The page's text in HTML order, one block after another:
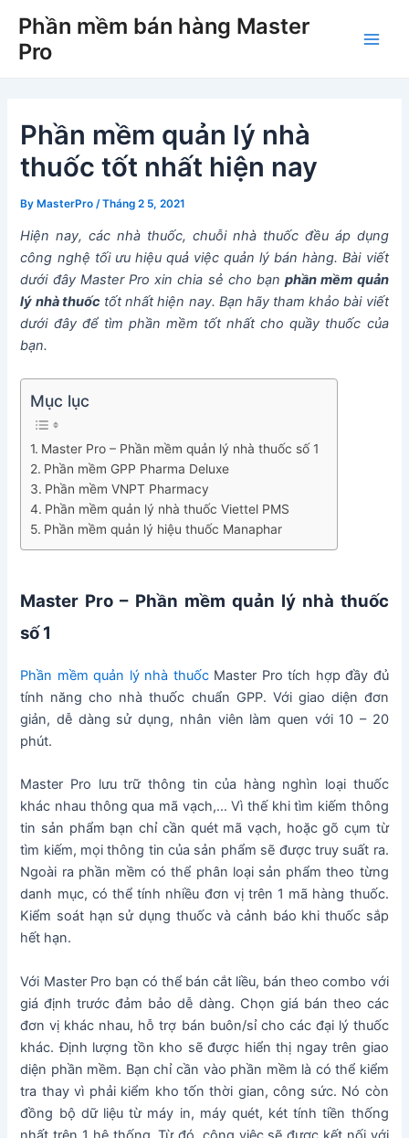
content
Phần mềm bán hàng Master
Pro
Phần mềm quản lý nhà
thuốc tốt nhất hiện nay
By MasterPro/Tháng 2 5, 2021
Hiện nay, các nhà thuốc, chuỗi nhà thuốc đều áp dụng
công nghệ tối ưu hiệu quả việc quản lý bán hàng. Bài viết
dưới đây Master Pro xin chia sẻ cho bạnphần mềm quản
lý nhà thuốctốt nhất hiện nay. Bạn hãy tham khảo bài viết
dưới đây để tìm phần mềm tốt nhất cho quầy thuốc của
bạn.
Mục lục
Master Pro – Phần mềm quản lý nhà thuốc số 1
Phần mềm GPP Pharma Deluxe
Phần mềm VNPT Pharmacy
Phần mềm quản lý nhà thuốc Viettel PMS
Phần mềm quản lý hiệu thuốc Manaphar
Master Pro – Phần mềm quản lý nhà thuốc
số 1
Phần mềm quản lý nhà thuốcMaster Pro tích hợp đầy đủ
tính năng cho nhà thuốc chuẩn GPP. Với giao diện đơn
giản, dễ dàng sử dụng, nhân viên làm quen với 10 – 20
phút.
Master Pro lưu trữ thông tin của hàng nghìn loại thuốc
khác nhau thông qua mã vạch,… Vì thế khi tìm kiếm thông
tin sản phẩm bạn chỉ cần quét mã vạch, hoặc gõ cụm từ
tìm kiếm, mọi thông tin của sản phẩm sẽ được truy suất ra.
Ngoài ra phần mềm có thể phân loại sản phẩm theo từng
danh mục, có thể tính nhiều đơn vị trên 1 mã hàng thuốc.
Kiểm soát hạn sử dụng thuốc và cảnh báo khi thuốc sắp
hết hạn.
Với Master Pro bạn có thể bán cắt liều, bán theo combo với
giá định trước đảm bảo dễ dàng. Chọn giá bán theo các
đơn vị khác nhau, hỗ trợ bán buôn/sỉ cho các đại lý thuốc
khác. Định lượng tồn kho sẽ được hiển thị ngay trên giao
diện phần mềm. Bạn chỉ cần vào phần mềm là có thể kiểm
tra thay vì phải kiểm kho tốn thời gian, công sức. Nó còn
đồng bộ dữ liệu từ máy in, máy quét, két tính tiền thống